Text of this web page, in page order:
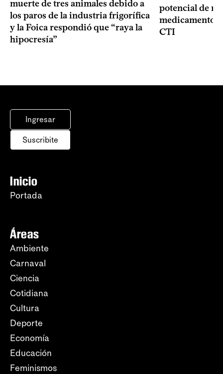
muerte de tres animales debido a
los paros de la industria frigorífica
y la Foica respondió que “raya la
hipocresía”
potencial de
medicamentos
CTI
Ingresar
Suscribite
Inicio
Portada
Áreas
Ambiente
Carnaval
Ciencia
Cotidiana
Cultura
Deporte
Economía
Educación
Feminismos